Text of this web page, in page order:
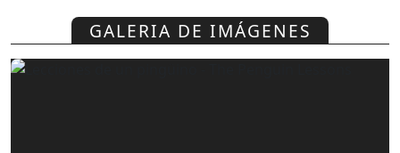
GALERIA DE IMÁGENES